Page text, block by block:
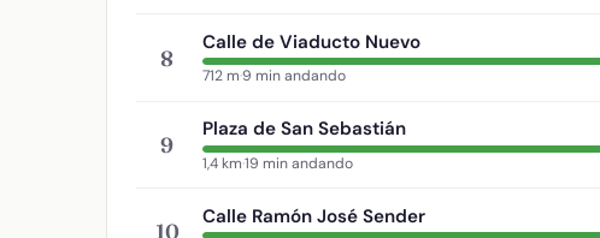
8
Calle de Viaducto Nuevo
712 m·9 min andando
9
Plaza de San Sebastián
1,4 km·19 min andando
10
Calle Ramón José Sender